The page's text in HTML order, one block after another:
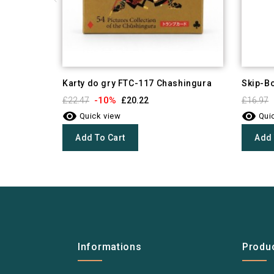
Karty do gry FTC-117 Chashingura
£22.47 -10% £20.22
 Quick view
Add To Cart
Skip-
£16.97

Add
Informations